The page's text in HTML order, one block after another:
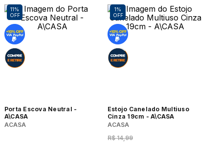
11%
OFF
Porta Escova Neutral -
A\CASA
ACASA
1%
OFF
Estojo Canelado Multiuso
Cinza 19cm - A\CASA
ACASA
R$ 14,99